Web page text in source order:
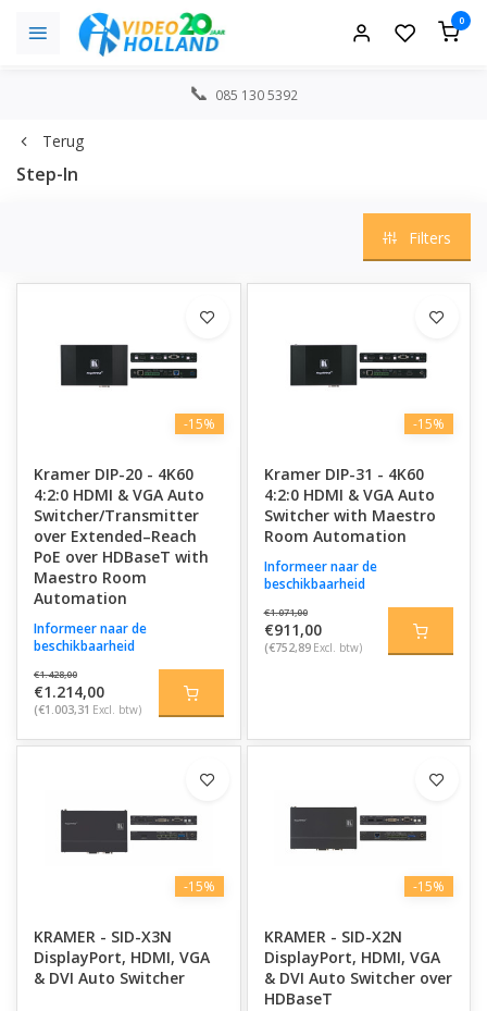
0
085 130 5392
Terug
Step-In
Filters
-15%
Kramer DIP-20 - 4K60
4:2:0 HDMI & VGA Auto
Switcher/Transmitter
over Extended–Reach
PoE over HDBaseT with
Maestro Room
Automation
Informeer naar de
beschikbaarheid
€1.428,00
€1.214,00
(€1.003,31 Excl. btw)
-15%
Kramer DIP-31 - 4K60
4:2:0 HDMI & VGA Auto
Switcher with Maestro
Room Automation
Informeer naar de
beschikbaarheid
€1.071,00
€911,00
(€752,89 Excl. btw)
-15%
KRAMER - SID-X3N
DisplayPort, HDMI, VGA
& DVI Auto Switcher
-15%
KRAMER - SID-X2N
DisplayPort, HDMI, VGA
& DVI Auto Switcher over
HDBaseT